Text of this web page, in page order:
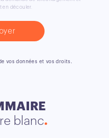
en découler.
vos données et vos droits.
blanc